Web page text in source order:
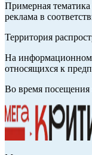
Примерная тематика
реклама в
Территория
На информационном
относящихся к
Во время посещения